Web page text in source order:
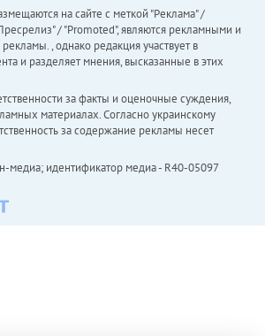
на сайте с меткой "Реклама" /
/ "Promoted", являются рекламными и
, однако редакция участвует в
и разделяет мнения, высказанные в этих
за факты и оценочные суждения,
материалах. Согласно украинскому
за содержание рекламы несет
медиа; идентификатор медиа - R40-05097